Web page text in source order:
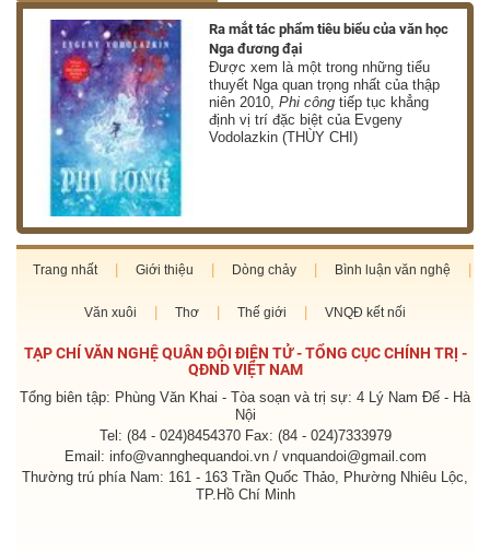
Ra mắt tác phẩm tiêu biểu của văn học
Nga đương đại
Được xem là một trong những tiểu
thuyết Nga quan trọng nhất của thập
niên 2010,Phi công tiếp tục khẳng
định vị trí đặc biệt của Evgeny
Vodolazkin (THÙY CHI)
Trang nhất Giới thiệu Dòng chảy Bình luận văn nghệ
Văn xuôi Thơ Thế giới VNQĐ kết nối
TẠP CHÍ VĂN NGHỆ QUÂN ĐỘI ĐIỆN TỬ - TỔNG CỤC CHÍNH TRỊ -
QĐND VIỆT NAM
Tổng biên tập: Phùng Văn Khai - Tòa soạn và trị sự: 4 Lý Nam Đế - Hà
Nội
Tel: (84 - 024)8454370 Fax: (84 - 024)7333979
Email: info@vannghequandoi.vn / vnquandoi@gmail.com
Thường trú phía Nam: 161 - 163 Trần Quốc Thảo, Phường Nhiêu Lộc,
TP.Hồ Chí Minh